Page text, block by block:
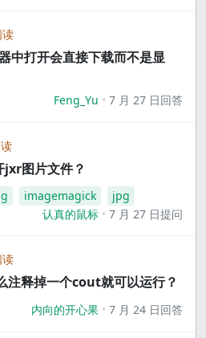
读
中打开会直接下载而不是显
Feng_Yu 7 月 27 日回答
jxr图片文件？
imagemagick
jpg
认真的鼠标
7 月 27 日提问
读
注释掉一个cout就可以运行？
内向的开心果 7 月 24 日回答